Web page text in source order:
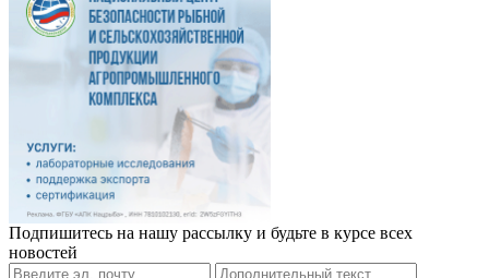
Подпишитесь на нашу рассылку и будьте в курсе всех
новостей